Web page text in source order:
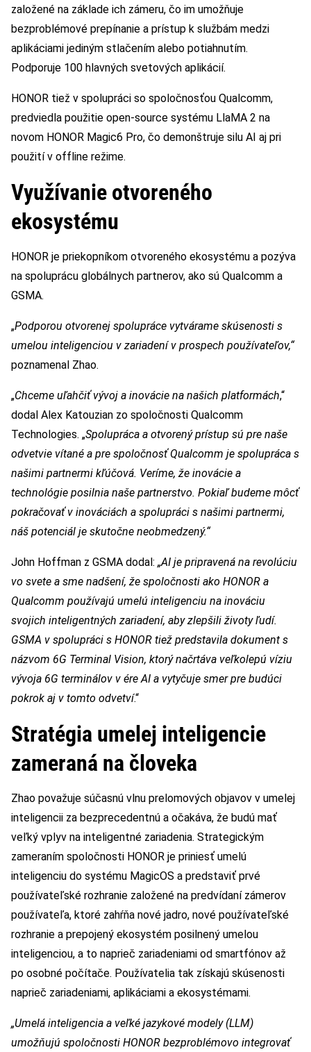
založené na základe ich zámeru, čo im umožňuje
bezproblémové prepínanie a prístup k službám medzi
aplikáciami jediným stlačením alebo potiahnutím.
Podporuje 100 hlavných svetových aplikácií.
HONOR tiež v spolupráci so spoločnosťou Qualcomm,
predviedla použitie open-source systému LlaMA 2 na
novom HONOR Magic6 Pro, čo demonštruje silu AI aj pri
použití v offline režime.
Využívanie otvoreného
ekosystému
HONOR je priekopníkom otvoreného ekosystému a pozýva
na spoluprácu globálnych partnerov, ako sú Qualcomm a
GSMA.
„Podporou otvorenej spolupráce vytvárame skúsenosti s
umelou inteligenciou v zariadení v prospech používateľov,“
poznamenal Zhao.
„Chceme uľahčiť vývoj a inovácie na našich platformách,“
dodal Alex Katouzian zo spoločnosti Qualcomm
Technologies. „Spolupráca a otvorený prístup sú pre naše
odvetvie vítané a pre spoločnosť Qualcomm je spolupráca s
našimi partnermi kľúčová. Veríme, že inovácie a
technológie posilnia naše partnerstvo. Pokiaľ budeme môcť
pokračovať v inováciách a spolupráci s našimi partnermi,
náš potenciál je skutočne neobmedzený.“
John Hoffman z GSMA dodal: „AI je pripravená na revolúciu
vo svete a sme nadšení, že spoločnosti ako HONOR a
Qualcomm používajú umelú inteligenciu na inováciu
svojich inteligentných zariadení, aby zlepšili životy ľudí.
GSMA v spolupráci s HONOR tiež predstavila dokument s
názvom 6G Terminal Vision, ktorý načrtáva veľkolepú víziu
vývoja 6G terminálov v ére AI a vytyčuje smer pre budúci
pokrok aj v tomto odvetví.“
Stratégia umelej inteligencie
zameraná na človeka
Zhao považuje súčasnú vlnu prelomových objavov v umelej
inteligencii za bezprecedentnú a očakáva, že budú mať
veľký vplyv na inteligentné zariadenia. Strategickým
zameraním spoločnosti HONOR je priniesť umelú
inteligenciu do systému MagicOS a predstaviť prvé
používateľské rozhranie založené na predvídaní zámerov
používateľa, ktoré zahŕňa nové jadro, nové používateľské
rozhranie a prepojený ekosystém posilnený umelou
inteligenciou, a to naprieč zariadeniami od smartfónov až
po osobné počítače. Používatelia tak získajú skúsenosti
naprieč zariadeniami, aplikáciami a ekosystémami.
„Umelá inteligencia a veľké jazykové modely (LLM)
umožňujú spoločnosti HONOR bezproblémovo integrovať